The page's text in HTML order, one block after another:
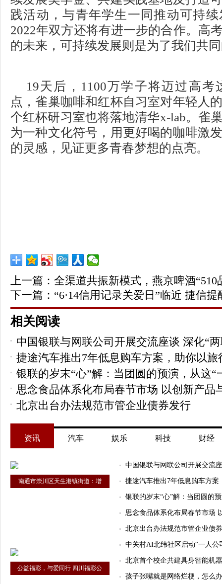
践活动，与青年学生一同推动可持
2022年双方还将有进一步的合作。高
的未来，可持续发展则是为了我们共
19天后，1100万学子将迈过高考
点，雀巢咖啡和红杯自习室对年轻人
个红杯研习室也将落地清华x-lab。雀
为一种文化符号，用更好喝的咖啡激
的灵感，见证更多青春梦想的点亮。
上一篇： 全渠道共振新模式，燕京啤酒“510
下一篇： “6·14信用记录关爱日”临近 捷信
相关阅读
中国银联与网联公司开展交流座谈 深化“
捷途汽车推出7年低息购车方案，助你以旅
银联的岁末“心”解：当团圆的预演，从这“
思念食品体系化布局春节市场 以创新产品
北京出台办法规范市管企业债券发行
资讯 汽车 娱乐 科技 财经
南通市崇川区天生港镇街道：增
公益福彩，与爱同行 四川福彩公
中国银联与网联公司开展交流
捷途汽车推出7年低息购车方案
银联的岁末“心”解：当团圆的
思念食品体系化布局春节市场
北京出台办法规范市管企业债
中关村AI北纬社区启动“一人公
北京首个校企共建具身智能机
孩子张嘴就是网络烂梗，怎么